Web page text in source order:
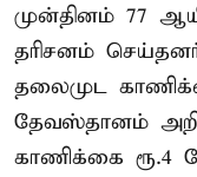
முன்தினம் 77
தரிசனம்
தலைமுட
தேவஸ்தானம்
காணிக்கை ரூ.4